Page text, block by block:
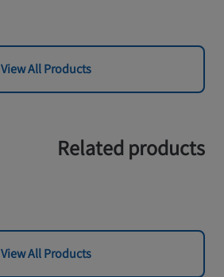
View All Products
Related products
View All Products